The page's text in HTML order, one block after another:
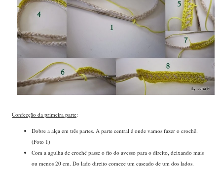
Confecção da primeira parte:
Dobre a alça em três partes. A parte central é onde vamos fazer o crochê.
(Foto 1)
Com a agulha de crochê passe o fio do avesso para o direito, deixando mais
ou menos 20 cm. Do lado direito comece um caseado de um dos lados.